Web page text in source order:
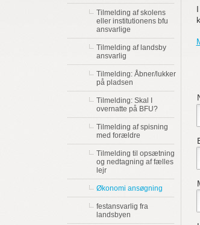
Tilmelding af skolens
eller institutionens bfu
ansvarlige
Tilmelding af landsby
ansvarlig
Tilmelding: Åbner/lukker
på pladsen
Tilmelding: Skal I
overnatte på BFU?
Tilmelding af spisning
med forældre
Tilmelding til opsætning
og nedtagning af fælles
lejr
Økonomi ansøgning
festansvarlig fra
landsbyen